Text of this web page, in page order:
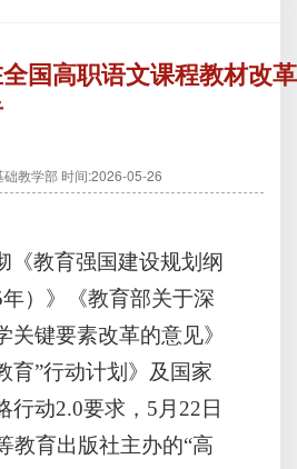
国高职语文课程教材改
础教学部时间:2026-05-26
《教育强国建设规划纲
）》《教育部关于深
关键要素改革的意见》
育”行动计划》及国家
行动2.0要求，5月22日
教育出版社主办的“高